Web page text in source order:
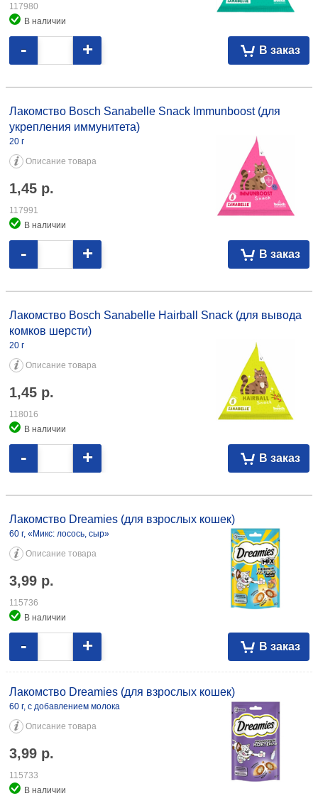
117980
В наличии
В заказ
- +
иммунитета) 20 г 1,45 117991
Лакомство Bosch Sanabelle Snack Immunboost (для
укрепления иммунитета)
20 г
Описание товара
1,45 р.
117991
В наличии
В заказ
- +
шерсти) 20 г 1,45 118016
Лакомство Bosch Sanabelle Hairball Snack (для вывода
комков шерсти)
20 г
Описание товара
1,45 р.
118016
В наличии
В заказ
- +
3,99 115736 60 г, с добавлением молока 3,99 115733
Лакомство Dreamies (для взрослых кошек)
60 г, «Микс: лосось, сыр»
Описание товара
3,99 р.
115736
В наличии
В заказ
- +
Лакомство Dreamies (для взрослых кошек)
60 г, с добавлением молока
Описание товара
3,99 р.
115733
В наличии